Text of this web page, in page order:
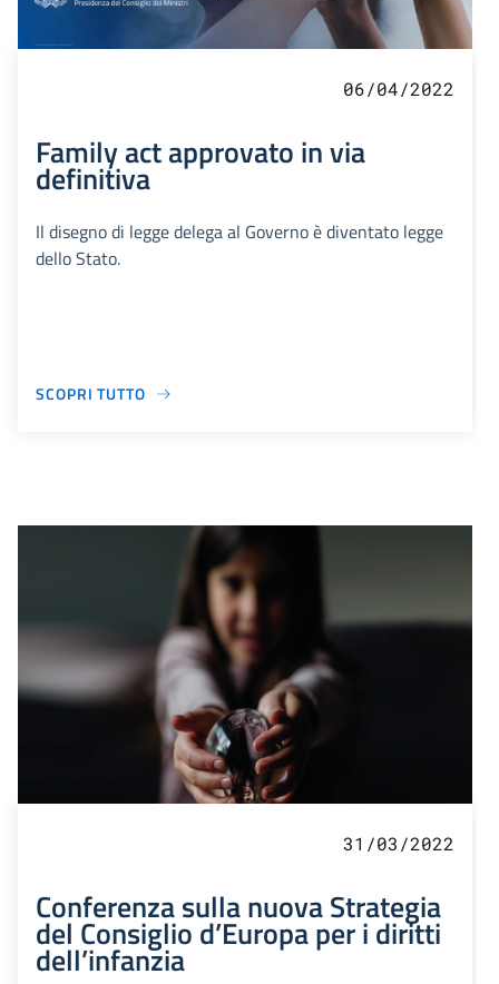
06/04/2022
Family act approvato in via
definitiva
Il disegno di legge delega al Governo è diventato legge
dello Stato.
SCOPRI TUTTO
31/03/2022
Conferenza sulla nuova Strategia
del Consiglio d’Europa per i diritti
dell’infanzia